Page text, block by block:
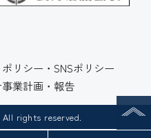
リシー・SNSポリシー
事業計画・報告
rights reserved.